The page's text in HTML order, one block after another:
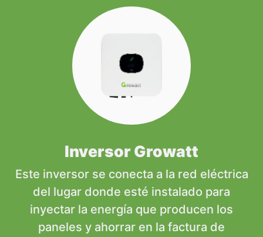
Inversor Growatt
Este inversor se conecta a la red eléctrica
del lugar donde esté instalado para
inyectar la energía que producen los
paneles y ahorrar en la factura de